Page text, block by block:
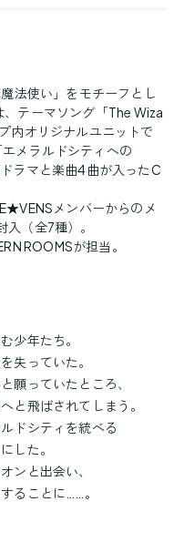
法使い」をモチーフとし
テーマソング「The Wiza
内オリジナルユニットで
メラルドシティへの
ラマと楽曲4曲が入ったC
メンバーからのメ
（全7種）。
ROOMSが担当。
少年たち。
失っていた。
願っていたところ、
と飛ばされてしまう。
ドシティを統べる
した。
ンと出会い、
ることに……。